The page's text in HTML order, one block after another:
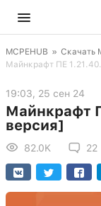
MCPEHUB » Скачать
Майнкрафт ПЕ
19:03, 25 сен 24
Майнкрафт
версия]
82.0K 22